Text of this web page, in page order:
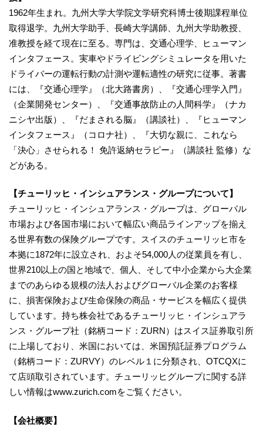
1962年生まれ。九州大学大学院文学研究科博士後期課程単位
取得退学。九州大学助手、長崎大学講師、九州大学助教授、
准教授を経て現在に至る。専門は、交通心理学、ヒューマン
インタフェース。実車やドライビングシミュレータを用いた
ドライバーの運転行動の計測や運転適性の研究に従事。著書
には、『交通心理学』（北大路書房）、『交通心理学入門』
（企業開発センター）、『交通事故防止の人間科学』（ナカ
ニシヤ出版）、『だまされる脳』（講談社）、『ヒューマン
インタフェース』（コロナ社）、『大切な親に、これなら
「決心」させられる！ 免許返納セラピー』（講談社 監修）な
どがある。
【チューリッヒ・インシュアランス・グループについて】
チューリッヒ・インシュアランス・グループは、グローバル
市場および各国市場において幅広い商品ラインアップを揃え
る世界有数の保険グループです。スイスのチューリッヒ市を
本拠に1872年に設立され、およそ54,000人の従業員を有し、
世界210以上の国と地域で、個人、そして中小企業から大企業
までのあらゆる規模の法人およびグローバル企業のお客様
に、損害保険および生命保険の商品・サービスを幅広く提供
しています。持ち株会社であるチューリッヒ・インシュアラ
ンス・グループ社（銘柄コード：ZURN）はスイス証券取引所
に上場しており、米国においては、米国預託証券プログラム
（銘柄コード：ZURVY）のレベル１に分類され、OTCQXに
て店頭取引されています。チューリッヒグループに関する詳
しい情報はwww.zurich.comをご覧ください。
【会社概要】